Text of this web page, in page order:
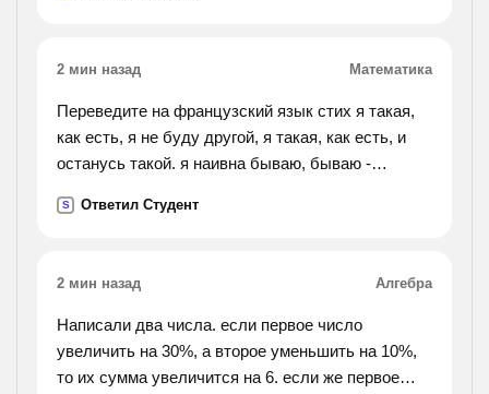
2 мин назад Математика
Переведите на французский язык стих я такая,
как есть, я не буду другой, я такая, как есть, и
останусь такой. я наивна бываю, бываю -
S Ответил Студент
2 мин назад Алгебра
Написали два числа. если первое число
увеличить на 30%, а второе уменьшить на 10%,
то их сумма увеличится на 6. если же первое